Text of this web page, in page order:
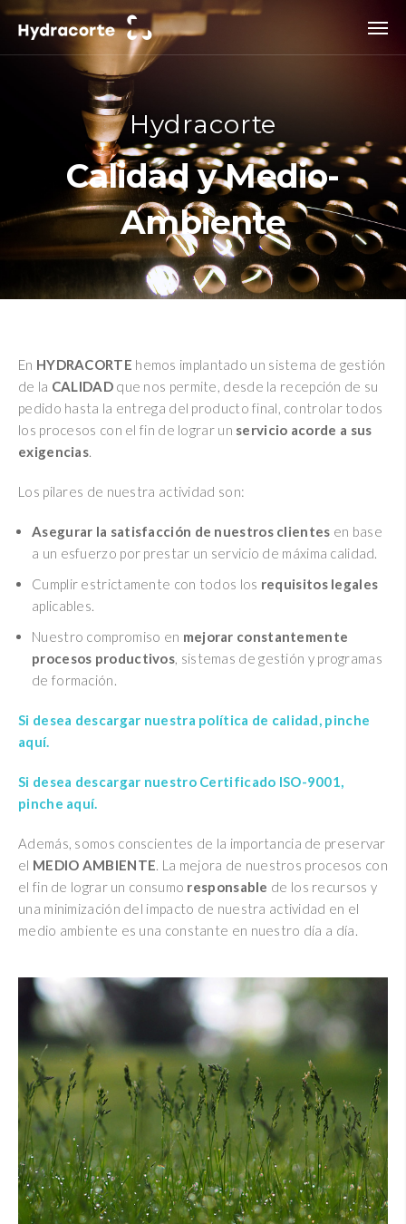
Hydracorte
Calidad y Medio-
Ambiente
En HYDRACORTE hemos implantado un sistema de gestión
de la CALIDADque nos permite, desde la recepción de su
pedido hasta la entrega del producto final, controlar todos
los procesos con el fin de lograr un servicio acorde a sus
exigencias.
Los pilares de nuestra actividad son:
Asegurar la satisfacción de nuestros clientes en base
a un esfuerzo por prestar un servicio de máxima calidad.
Cumplir estrictamente con todos los requisitos legales
aplicables.
Nuestro compromiso en mejorar constantemente
procesos productivos, sistemas de gestión y programas
de formación.
Si desea descargar nuestra política de calidad, pinche
aquí.
Si desea descargar nuestro Certificado ISO-9001,
pinche aquí.
Además, somos conscientes de la importancia de preservar
el MEDIO AMBIENTE. La mejora de nuestros procesos con
el fin de lograr un consumo responsable de los recursos y
una minimización del impacto de nuestra actividad en el
medio ambiente es una constante en nuestro día a día.